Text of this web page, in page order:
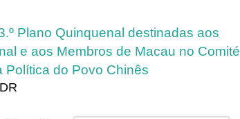
Plano Quinquenal destinadas aos
e aos Membros de Macau no Comité
Política do Povo Chinês